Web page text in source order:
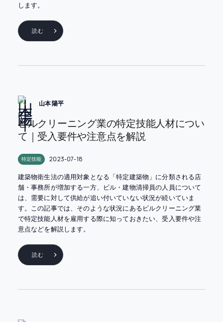
します。
読む
山本 陽平
ビルクリーニング業の特定技能人材につい
て｜受入要件や注意点を解説
特定技能 2023-07-18
建築物衛生法の適用対象となる「特定建築物」に分類される店
舗・事務所が増加する一方、ビル・建物清掃員の人員について
は、需要に対して供給が追い付いていない状況が続いていま
す。この記事では、そのような状況にあるビルクリーニング業
で特定技能人材を雇用する際に知っておきたい、受入要件や注
意点などを解説します。
読む